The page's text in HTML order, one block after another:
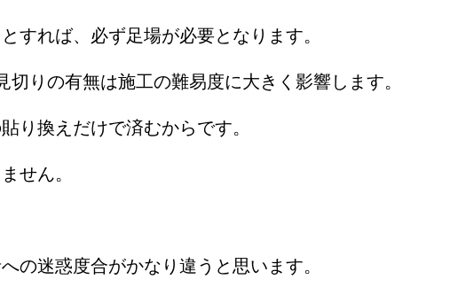
すれば、必ず足場が必要となります。
りの有無は施工の難易度に大きく影響します。
り換えだけで済むからです。
せん。
の迷惑度合がかなり違うと思います。